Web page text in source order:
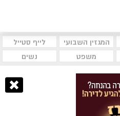
המגזין השבועי
לייף סטייל
משפט נשים